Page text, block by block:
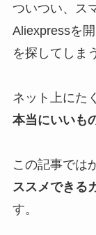
ついつい、ス
Aliexpressを
を探してしま
ネット上にた
本当にいいも
この記事では
ススメできる
す。